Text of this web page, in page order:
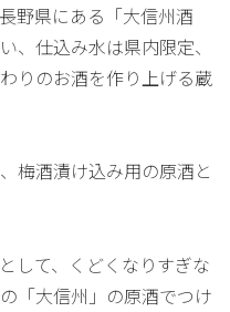
野県にある「大信州酒
、仕込み水は県内限定、
りのお酒を作り上げる蔵
梅酒漬け込み用の原酒と
して、くどくなりすぎな
「大信州」の原酒でつけ